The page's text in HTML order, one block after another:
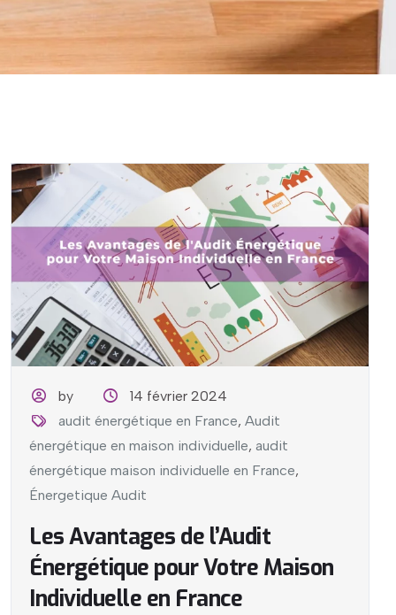
by
14 février 2024
audit énergétique en France,Audit
énergétique en maison individuelle, audit
énergétique maison individuelle en France,
Énergetique Audit
Les Avantages de l’Audit
Énergétique pour Votre Maison
Individuelle en France